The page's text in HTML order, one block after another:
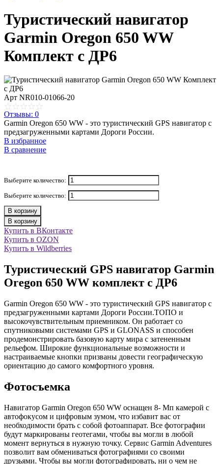
Туристический навигатор
Garmin Oregon 650 WW
Комплект с ДР6
Арт NR010-01066-20
Отзывы: 0
Garmin Oregon 650 WW - это туристический GPS навигатор с
предзагруженными картами Дороги России.
В избранное
В сравнение
Выберите количество:
Выберите количество:
В корзину
В корзину
Купить в ВКонтакте
Купить в OZON
Купить в Wildberries
Туристический GPS навигатор Garmin
Oregon 650 WW комплект с ДР6
Garmin Oregon 650 WW - это туристический GPS навигатор с
предзагруженными картами Дороги России.ТОПО и
высокочувствительным приемником. Он работает со
спутниковыми системами GPS и GLONASS и способен
продемонстрировать базовую карту мира с затененным
рельефом. Широкие функциональные возможности и
настраиваемые кнопки призваны довести географическую
ориентацию до самого комфортного уровня.
Фотосъемка
Навигатор Garmin Oregon 650 WW оснащен 8- Мп камерой с
автофокусом и цифровым зумом, что избавит вас от
необходимости брать с собой фотоаппарат. Все фотографии
будут маркированы геотегами, чтобы вы могли в любой
момент вернуться в нужную точку. Сервис Garmin Adventures
позволит вам обмениваться фотографиями со своими
друзьями. Чтобы вы могли фотографировать, ни о чем не